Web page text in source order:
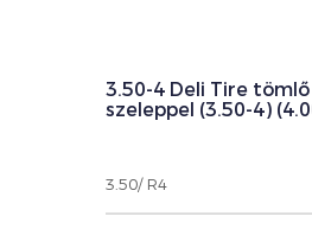
3.50-4 Deli Tire
szeleppel (3.50-4)
3.50/ R4